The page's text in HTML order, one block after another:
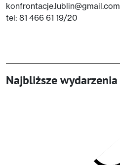
konfrontacje.lublin@gmail.com
tel: 81 466 61 19/20
Najbliższe wydarzenia